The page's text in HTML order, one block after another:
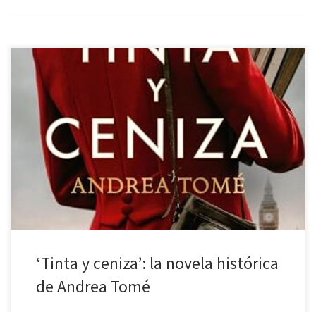
Tinta y ceniza es la última novela de Andrea Tomé publicada por
Grijalbo. La Historia se compone de miles de protagonistas
anónimos, de secundarios que sostienen relatos desde los
márgenes y narradores que ponen palabras a todo lo que ocurre.
Tomé, en la nota final, explica cómo comenzó en 2013 […]
‘Tinta y ceniza’: la novela histórica
de Andrea Tomé